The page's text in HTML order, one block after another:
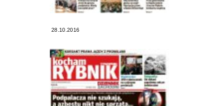
28.10.2016